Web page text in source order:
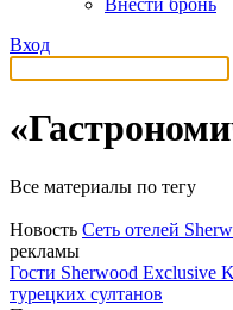
Внести бронь
Вход
Все материалы по тегу
Новость Сеть отелей
рекламы
Гости Sherwood Exclusive
турецких султанов